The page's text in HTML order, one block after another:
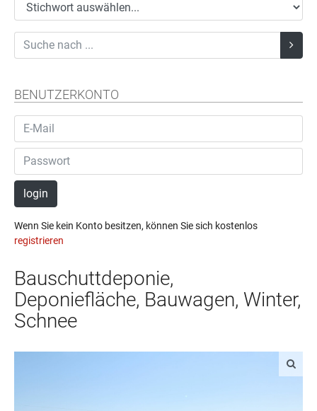
BENUTZERKONTO
login
Wenn Sie kein Konto besitzen, können Sie sich kostenlos
registrieren
Bauschuttdeponie,
Deponiefläche, Bauwagen, Winter,
Schnee